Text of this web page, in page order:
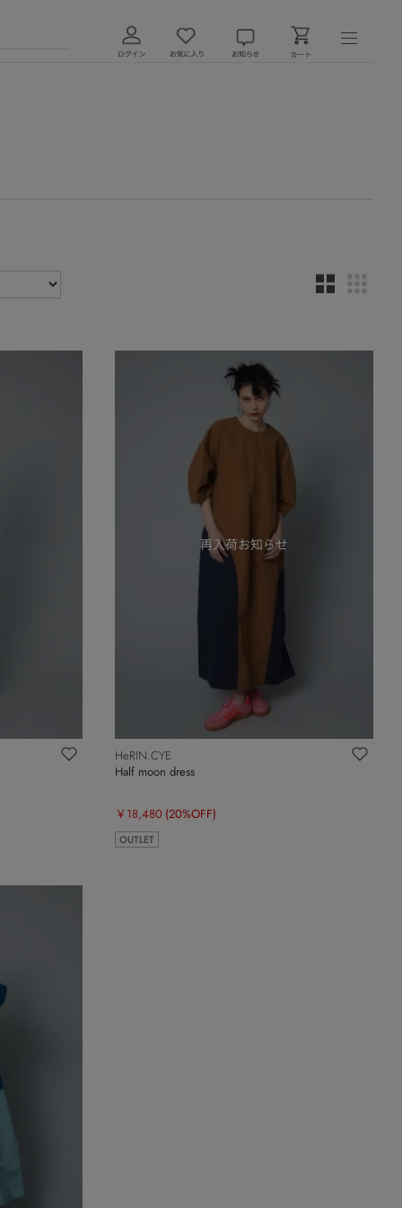
HeRIN.CYE
Half moon dress
￥18,480 (20%OFF)
OUTLET